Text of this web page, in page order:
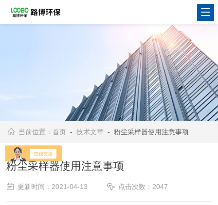
当前位置：首页 -技术文章 - 粉尘采样器使用注意事项
粉尘采样器使用注意事项
更新时间：2021-04-13 点击次数：2047